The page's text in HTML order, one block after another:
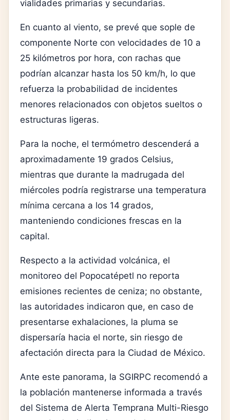
vialidades primarias y secundarias.
En cuanto al viento, se prevé que sople de
componente Norte con velocidades de 10 a
25 kilómetros por hora, con rachas que
podrían alcanzar hasta los 50 km/h, lo que
refuerza la probabilidad de incidentes
menores relacionados con objetos sueltos o
estructuras ligeras.
Para la noche, el termómetro descenderá a
aproximadamente 19 grados Celsius,
mientras que durante la madrugada del
miércoles podría registrarse una temperatura
mínima cercana a los 14 grados,
manteniendo condiciones frescas en la
capital.
Respecto a la actividad volcánica, el
monitoreo del Popocatépetl no reporta
emisiones recientes de ceniza; no obstante,
las autoridades indicaron que, en caso de
presentarse exhalaciones, la pluma se
dispersaría hacia el norte, sin riesgo de
afectación directa para la Ciudad de México.
Ante este panorama, la SGIRPC recomendó a
la población mantenerse informada a través
del Sistema de Alerta Temprana Multi-Riesgo